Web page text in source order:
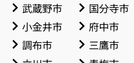
武蔵野市
国分寺市
小金井市
府中市
調布市
三鷹市